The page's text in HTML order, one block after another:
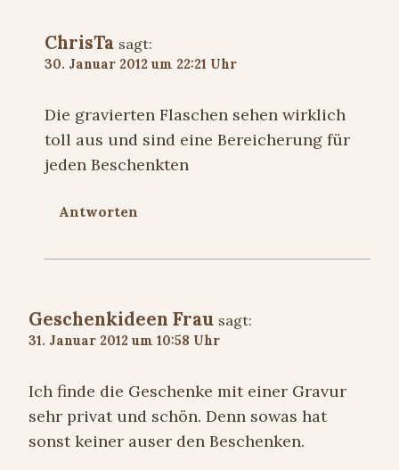
ChrisTa sagt:
30. Januar 2012 um 22:21 Uhr
Die gravierten Flaschen sehen wirklich
toll aus und sind eine Bereicherung für
jeden Beschenkten
Antworten
Geschenkideen Frau sagt:
31. Januar 2012 um 10:58 Uhr
Ich finde die Geschenke mit einer Gravur
sehr privat und schön. Denn sowas hat
sonst keiner auser den Beschenken.